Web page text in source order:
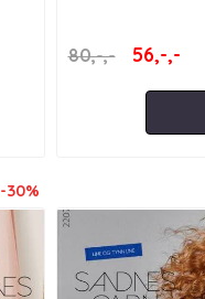
80,-,- 56,-,-
-30%